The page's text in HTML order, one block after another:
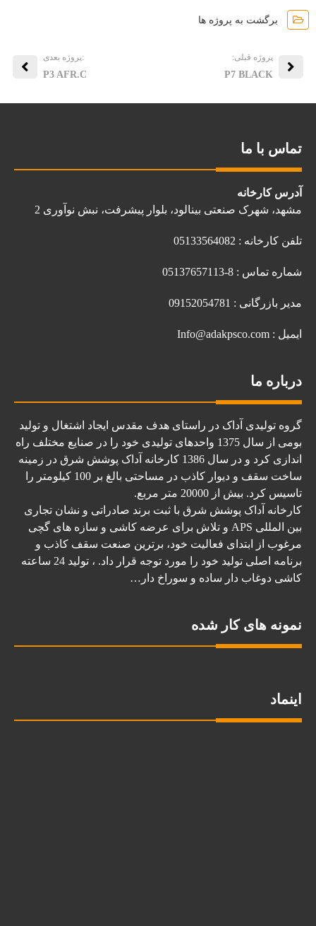
برگشت به پروژه ها
پروژه قبلی:
P7 BLACK
:پروژه بعدی
P3 AFR.C
تماس با ما
آدرس کارخانه
مشهد، شهرک صنعتی بینالود، بلوار پیشرفت، نبش نوآوری 2
تلفن کارخانه : 05133564082
شماره تماس : 8-05137657113
مدیر بازرگانی : 09152054781
ایمیل : Info@adakpsco.com
درباره ما
گروه تولیدی آداک در راستای هدف مقدس ایجاد اشتغال و تولید
بومی از سال 1375 واحدهای تولیدی خود را در صنایع مختلف راه
اندازی کرد و در سال 1386 کارخانه آداک پوشش شرق در زمینه
ساخت سقف و دیوار کاذب در مساحتی بالغ بر 100 کیلومتر را
تاسیس کرد. بیش از 20000 متر مربع.
کارخانه آداک پوشش شرق با ثبت برند صادراتی و نشان تجاری
بین المللی APS و تلاش برای عرضه کاشی و سازه های گچی
مرغوب از ابتدای فعالیت خود، برترین صنعت سقف کاذب و
برنامه اصلی تولید خود را مورد توجه قرار داد. ، تولید 24 ساعته
کاشی دوغاب دار ساده و سوراخ دار…
نمونه های کار شده
اینماد